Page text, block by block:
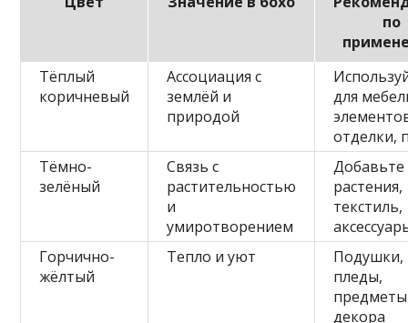
по
Тёплый
коричневый
Ассоциация с
землёй и
природой
для
отделки,
Тёмно-
зелёный
Связь с
растительностью
и
умиротворением
Добавьте
растения,
текстиль,
Горчично-
жёлтый
Тепло и уют
Подушки,
пледы,
предметы
декора